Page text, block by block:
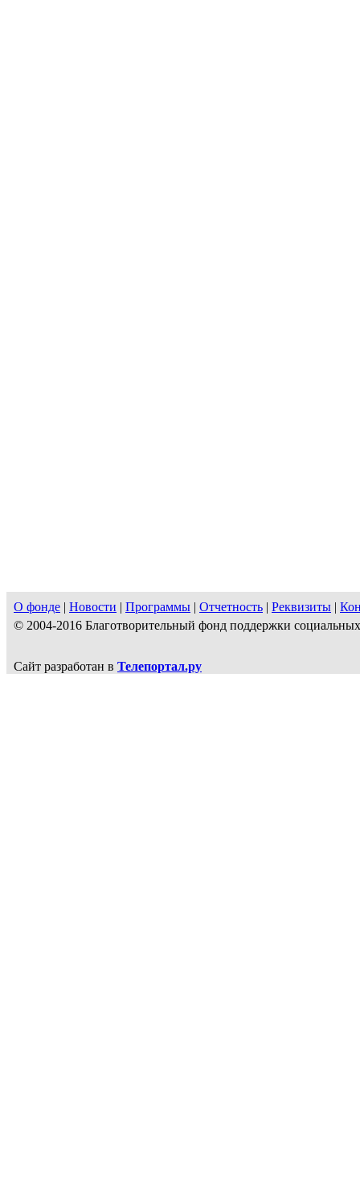
О фонде | Новости | Программы | Отчетность | Реквизиты |
© 2004-2016 Благотворительный фонд поддержки
Сайт разработан в Телепортал.ру